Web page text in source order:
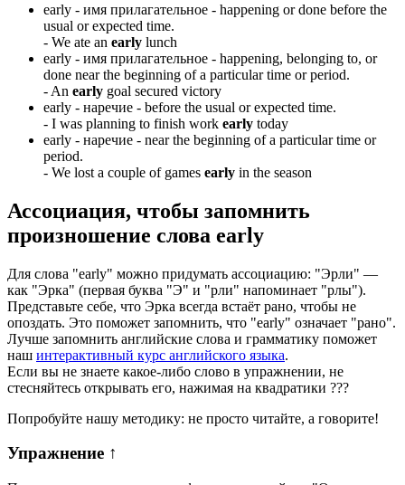
early - имя прилагательное - happening or done before the
usual or expected time.
- We ate an early lunch
early - имя прилагательное - happening, belonging to, or
done near the beginning of a particular time or period.
- An early goal secured victory
early - наречие - before the usual or expected time.
- I was planning to finish work early today
early - наречие - near the beginning of a particular time or
period.
- We lost a couple of games early in the season
Ассоциация, чтобы запомнить
произношение слова early
Для слова "early" можно придумать ассоциацию: "Эрли" —
как "Эрка" (первая буква "Э" и "рли" напоминает "рлы").
Представьте себе, что Эрка всегда встаёт рано, чтобы не
опоздать. Это поможет запомнить, что "early" означает "рано".
Лучше запомнить английские слова и грамматику поможет
наш интерактивный курс английского языка.
Если вы не знаете какое-либо слово в упражнении, не
стесняйтесь открывать его, нажимая на квадратики ???
Попробуйте нашу методику: не просто читайте, а говорите!
Упражнение ↑